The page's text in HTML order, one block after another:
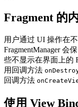
Fragment 的
用户通过 UI 操作在
FragmentManager 会
些不显示在界面上的
用回调方法
回调方法
使用 View